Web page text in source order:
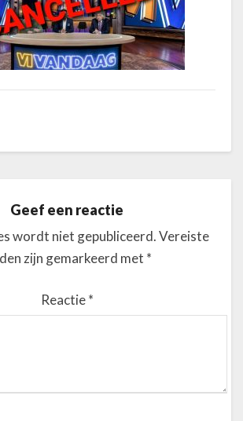
Geef een reactie
wordt niet gepubliceerd.Vereiste
zijn gemarkeerd met *
Reactie*